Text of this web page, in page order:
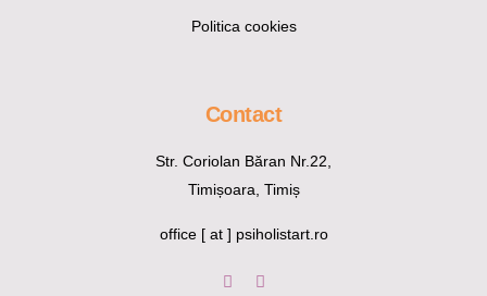
Politica cookies
Contact
Str. Coriolan Băran Nr.22,
Timișoara, Timiș
office [ at ] psiholistart.ro